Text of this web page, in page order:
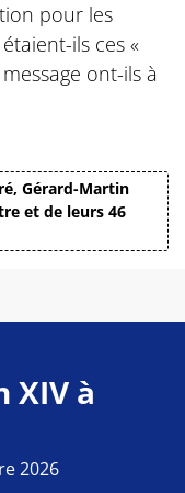
pour les
ils ces «
ont-ils à
Gérard-Martin
et de leurs 46
XIV à
2026